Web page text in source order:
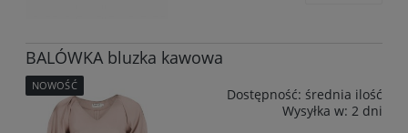
BALÓWKA bluzka kawowa
Dostępność: średnia ilość
Wysyłka w: 2 dni
NOWOŚĆ